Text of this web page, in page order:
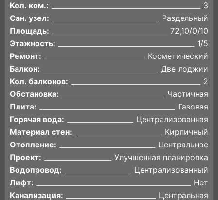
Кол. ком.:
3
Сан. узел:
Раздельный
Площадь:
72,10/0/10
Этажность:
1/5
Ремонт:
Косметический
Балкон:
Две лоджии
Кол. балконов:
2
Обстановка:
Частичная
Плита:
Газовая
Горячая вода:
Централизованная
Материал стен:
Кирпичный
Отопление:
Центральное
Проект:
Улучшенная планировка
Водопровод:
Централизованный
Лифт:
Нет
Канализация:
Центральная